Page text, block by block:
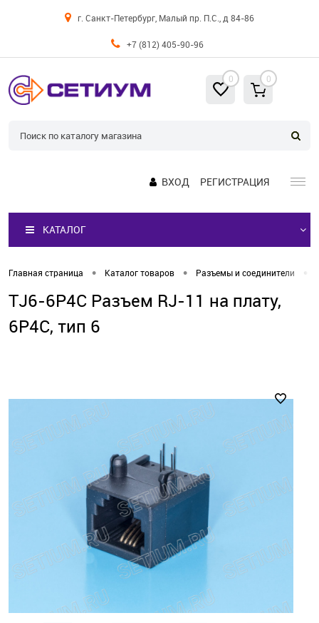
г. Санкт-Петербург, Малый пр. П.С., д 84-86
+7 (812) 405-90-96
0 0
ВХОД РЕГИСТРАЦИЯ
КАТАЛОГ
Главная страница • Каталог товаров • Разъемы и соединители
TJ6-6P4C Разъем RJ-11 на плату,
6P4C, тип 6